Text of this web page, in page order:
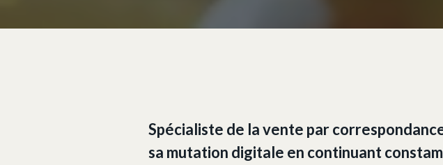
Spécialiste de la vente par
sa mutation digitale en continuant